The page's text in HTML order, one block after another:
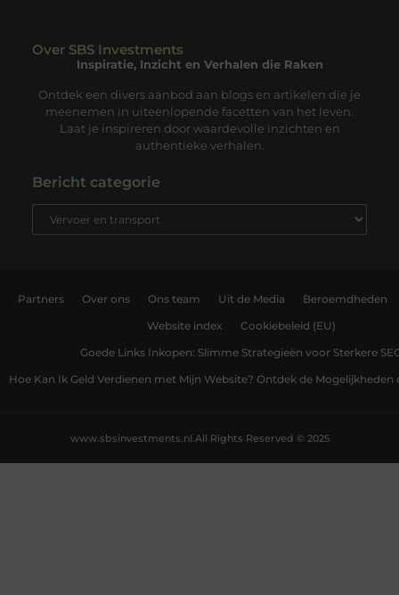
Over SBS Investments
Inspiratie, Inzicht en Verhalen die Raken
Ontdek een divers aanbod aan blogs en artikelen die je
meenemen in uiteenlopende facetten van het leven.
Laat je inspireren door waardevolle inzichten en
authentieke verhalen.
Bericht categorie
Partners Over ons Ons team Uit de Media Beroemdheden
Website index Cookiebeleid (EU)
Goede Links Inkopen: Slimme Strategieën voor Sterkere
Hoe Kan Ik Geld Verdienen met Mijn Website? Ontdek de Mogelijkheden
All Rights Reserved © 2025
www.sbsinvestments.nl.